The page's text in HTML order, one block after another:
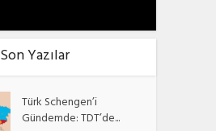
Son Yazılar
Türk Schengen’i
Gündemde: TDT’de...